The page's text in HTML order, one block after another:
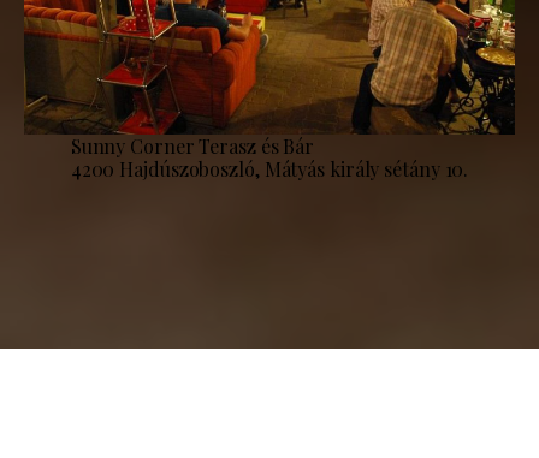
Sunny Corner Terasz és Bár
4200 Hajdúszoboszló, Mátyás király sétány 10.